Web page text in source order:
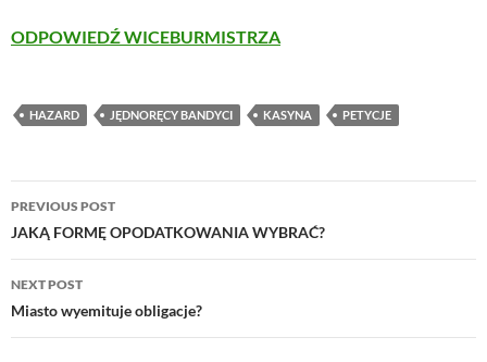
ODPOWIEDŹ WICEBURMISTRZA
HAZARD JĘDNORĘCY BANDYCI KASYNA PETYCJE
Post
navigation
PREVIOUS POST
JAKĄ FORMĘ OPODATKOWANIA WYBRAĆ?
NEXT POST
Miasto wyemituje obligacje?